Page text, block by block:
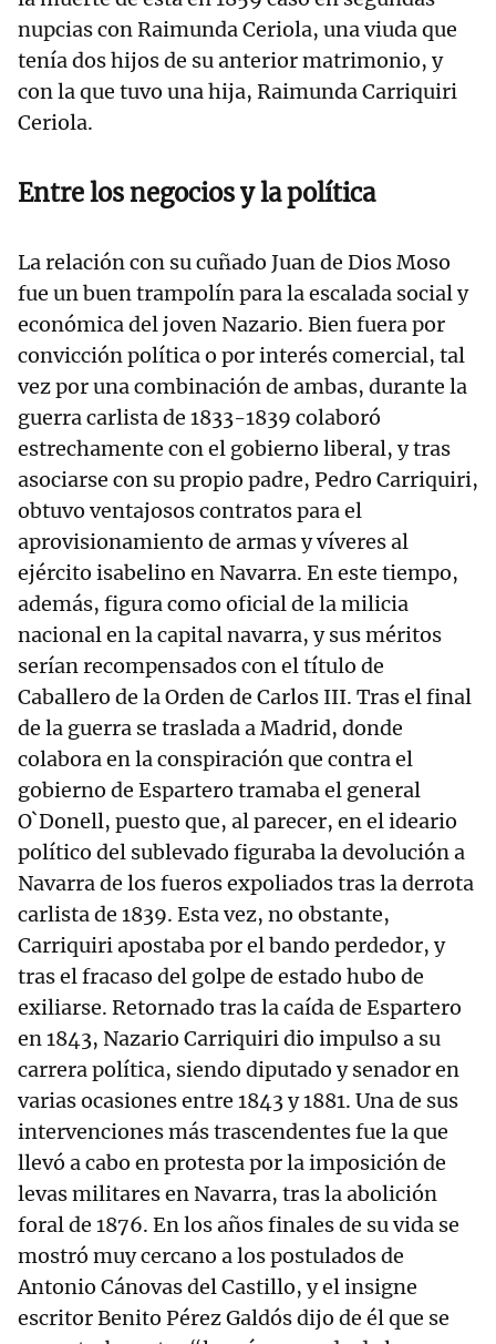
nupcias con Raimunda Ceriola, una viuda que
tenía dos hijos de su anterior matrimonio, y
con la que tuvo una hija, Raimunda Carriquiri
Ceriola.
Entre los negocios y la política
La relación con su cuñado Juan de Dios Moso
fue un buen trampolín para la escalada social y
económica del joven Nazario. Bien fuera por
convicción política o por interés comercial, tal
vez por una combinación de ambas, durante la
guerra carlista de 1833-1839 colaboró
estrechamente con el gobierno liberal, y tras
asociarse con su propio padre, Pedro Carriquiri,
obtuvo ventajosos contratos para el
aprovisionamiento de armas y víveres al
ejército isabelino en Navarra. En este tiempo,
además, figura como oficial de la milicia
nacional en la capital navarra, y sus méritos
serían recompensados con el título de
Caballero de la Orden de Carlos III. Tras el final
de la guerra se traslada a Madrid, donde
colabora en la conspiración que contra el
gobierno de Espartero tramaba el general
O`Donell, puesto que, al parecer, en el ideario
político del sublevado figuraba la devolución a
Navarra de los fueros expoliados tras la derrota
carlista de 1839. Esta vez, no obstante,
Carriquiri apostaba por el bando perdedor, y
tras el fracaso del golpe de estado hubo de
exiliarse. Retornado tras la caída de Espartero
en 1843, Nazario Carriquiri dio impulso a su
carrera política, siendo diputado y senador en
varias ocasiones entre 1843 y 1881. Una de sus
intervenciones más trascendentes fue la que
llevó a cabo en protesta por la imposición de
levas militares en Navarra, tras la abolición
foral de 1876. En los años finales de su vida se
mostró muy cercano a los postulados de
Antonio Cánovas del Castillo, y el insigne
escritor Benito Pérez Galdós dijo de él que se